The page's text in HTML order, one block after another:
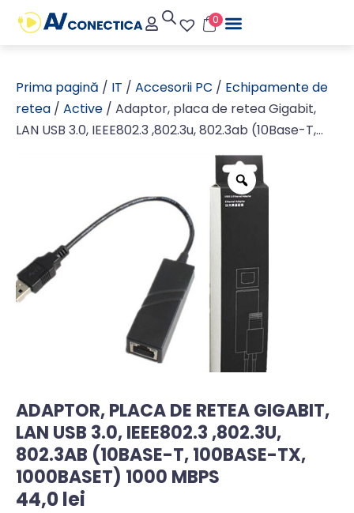
0
Prima pagină / IT / Accesorii PC / Echipamente de
retea / Active / Adaptor, placa de retea Gigabit,
LAN USB 3.0, IEEE802.3 ,802.3u, 802.3ab (10Base-T,
100Base-TX, 1000BaseT) 1000 Mbps
ADAPTOR, PLACA DE RETEA GIGABIT,
LAN USB 3.0, IEEE802.3 ,802.3U,
802.3AB (10BASE-T, 100BASE-TX,
1000BASET) 1000 MBPS
44,0lei